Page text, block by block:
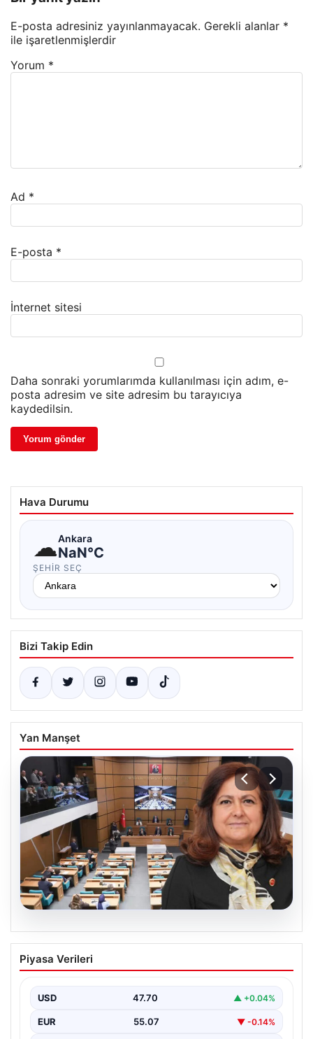
E-posta adresiniz yayınlanmayacak. Gerekli alanlar *
ile işaretlenmişlerdir
Yorum *
Ad *
E-posta *
İnternet sitesi
Daha sonraki yorumlarımda kullanılması için adım, e-
posta adresim ve site adresim bu tarayıcıya
kaydedilsin.
Hava Durumu
☁Ankara
NaN°C
ŞEHIR SEÇ
Bizi Takip Edin
Yan Manşet
05.08.2026
Üsküdar Belediyesi’nde başkanvekili
Sibel Tan Çetinkaya oldu
Piyasa Verileri
USD 47.70 ▲ +0.04%
EUR 55.07 ▼ -0.14%